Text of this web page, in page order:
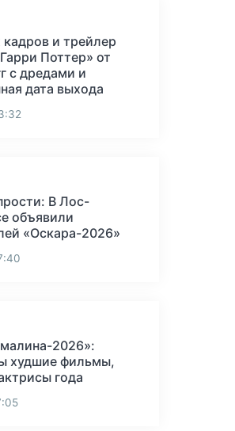
кадров и трейлер
Поттер» от
с дредами и
дата выхода
В Лос-
объявили
«Оскара-2026»
2026»:
худшие фильмы,
года